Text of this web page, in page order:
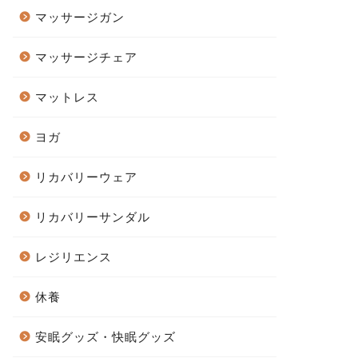
マッサージガン
マッサージチェア
マットレス
ヨガ
リカバリーウェア
リカバリーサンダル
レジリエンス
休養
安眠グッズ・快眠グッズ